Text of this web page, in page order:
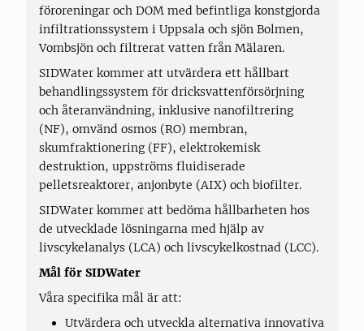
föroreningar och DOM med befintliga konstgjorda
infiltrationssystem i Uppsala och sjön Bolmen,
Vombsjön och filtrerat vatten från Mälaren.
SIDWater kommer att utvärdera ett hållbart
behandlingssystem för dricksvattenförsörjning
och återanvändning, inklusive nanofiltrering
(NF), omvänd osmos (RO) membran,
skumfraktionering (FF), elektrokemisk
destruktion, uppströms fluidiserade
pelletsreaktorer, anjonbyte (AIX) och biofilter.
SIDWater kommer att bedöma hållbarheten hos
de utvecklade lösningarna med hjälp av
livscykelanalys (LCA) och livscykelkostnad (LCC).
Mål för SIDWater
Våra specifika mål är att:
Utvärdera och utveckla alternativa innovativa